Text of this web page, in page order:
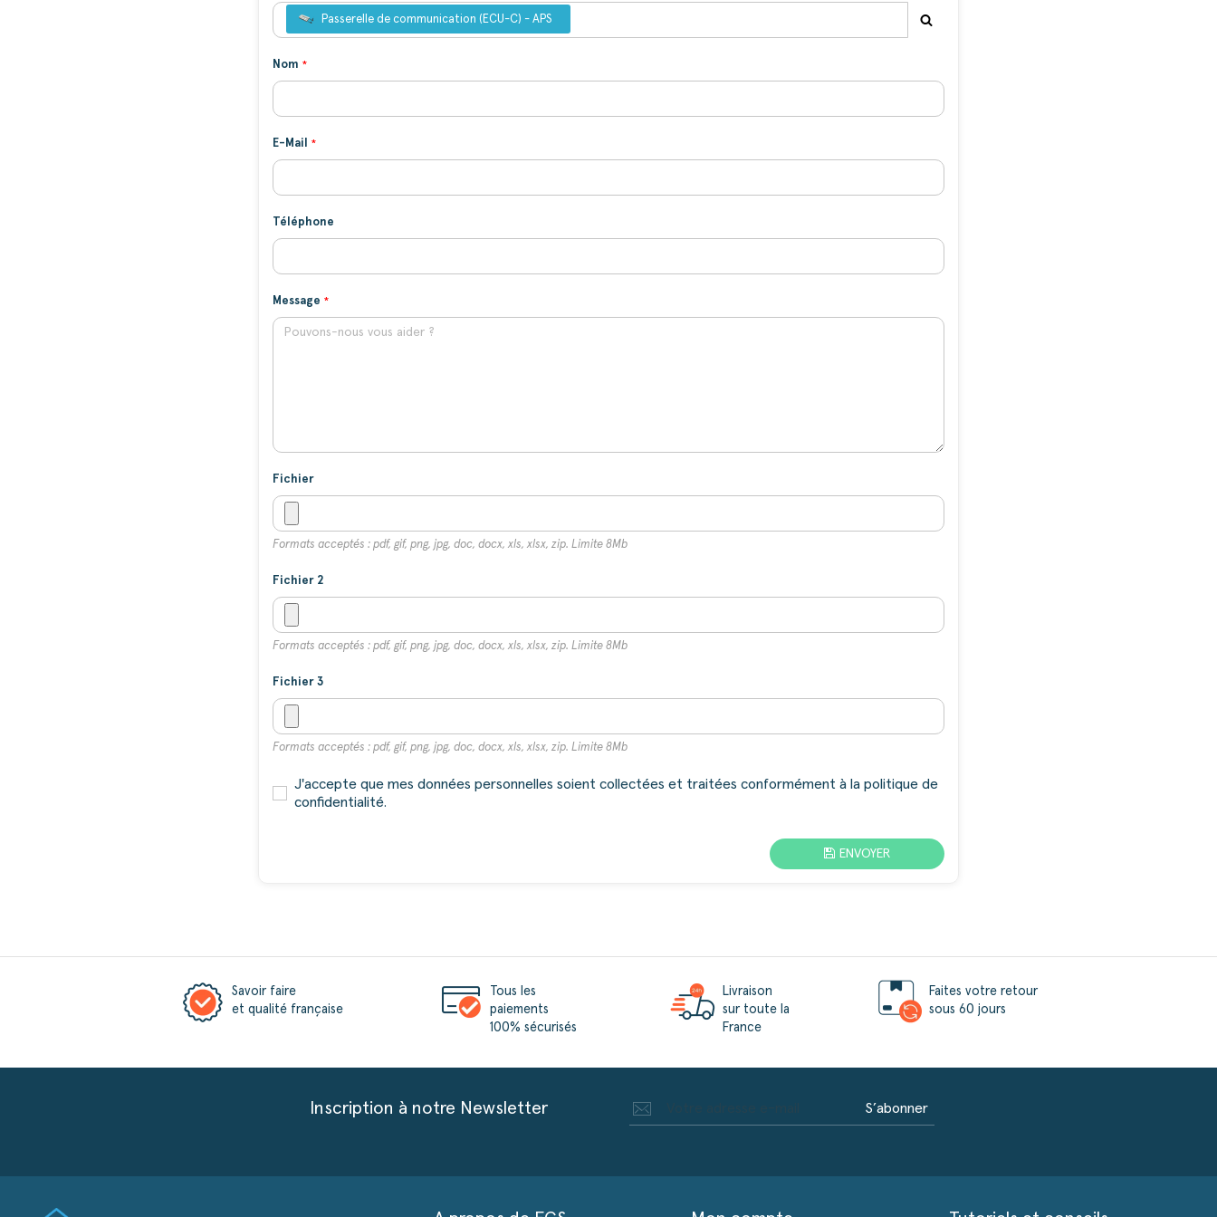
Passerelle de communication (ECU-C) - APS
Nom
E-Mail
Téléphone
Message
Fichier
Formats acceptés : pdf, gif, png, jpg, doc, docx, xls, xlsx, zip. Limite 8Mb
Fichier 2
Formats acceptés : pdf, gif, png, jpg, doc, docx, xls, xlsx, zip. Limite 8Mb
Fichier 3
Formats acceptés : pdf, gif, png, jpg, doc, docx, xls, xlsx, zip. Limite 8Mb
J'accepte que mes données personnelles soient collectées et traitées conformément à la politique de
confidentialité.
ENVOYER
Savoir faire
et qualité française
Tous les
paiements
100% sécurisés
Livraison
sur toute la
France
Faites votre retour
sous 60 jours
Inscription à notre Newsletter S’abonner